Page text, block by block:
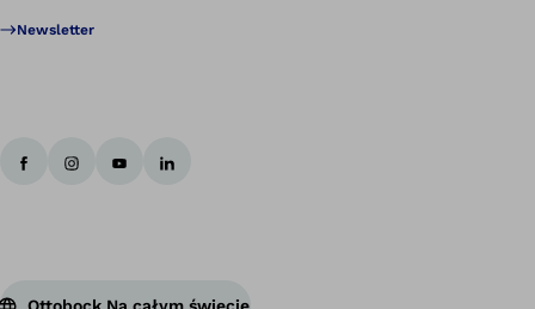
Newsletter